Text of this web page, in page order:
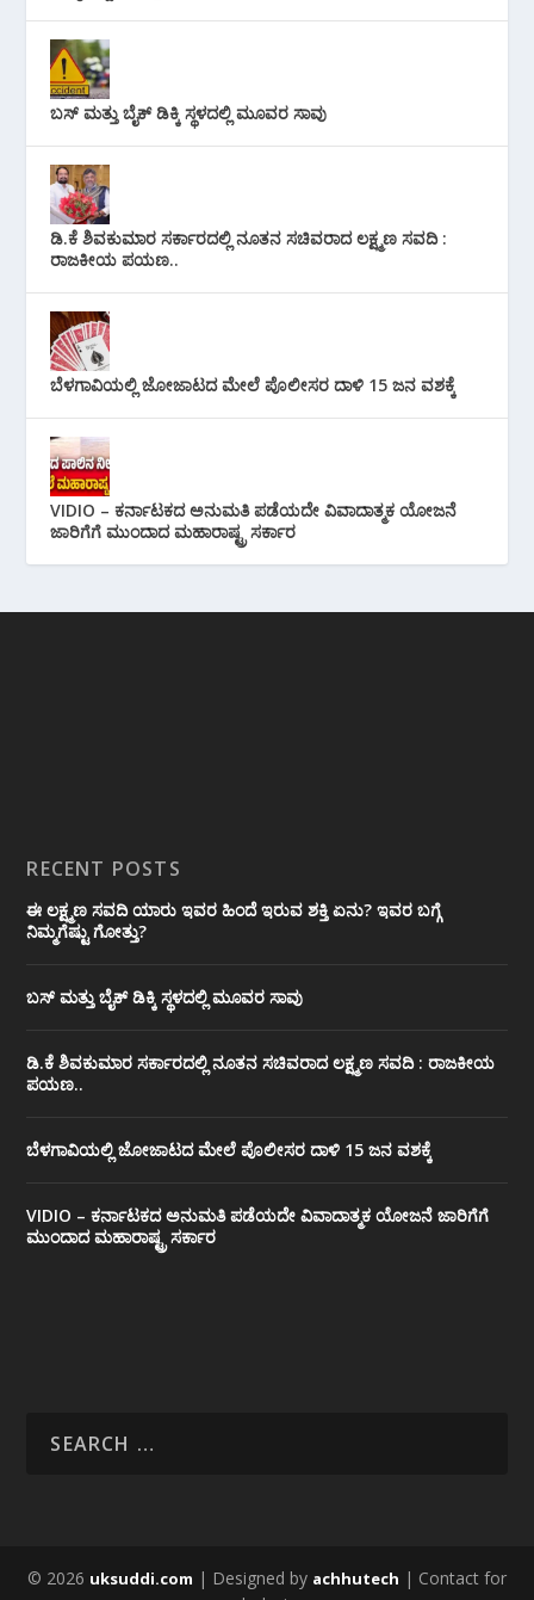
ಬಸ್ ಮತ್ತು ಬೈಕ್ ಡಿಕ್ಕಿ ಸ್ಥಳದಲ್ಲಿ ಮೂವರ ಸಾವು
ಡಿ.ಕೆ ಶಿವಕುಮಾರ ಸರ್ಕಾರದಲ್ಲಿ ನೂತನ ಸಚಿವರಾದ ಲಕ್ಷ್ಮಣ ಸವದಿ :
ರಾಜಕೀಯ ಪಯಣ..
ಬೆಳಗಾವಿಯಲ್ಲಿ ಜೋಜಾಟದ ಮೇಲೆ ಪೊಲೀಸರ ದಾಳಿ 15 ಜನ ವಶಕ್ಕೆ
VIDIO – ಕರ್ನಾಟಕದ ಅನುಮತಿ ಪಡೆಯದೇ ವಿವಾದಾತ್ಮಕ ಯೋಜನೆ
ಜಾರಿಗೆಗೆ ಮುಂದಾದ ಮಹಾರಾಷ್ಟ್ರ ಸರ್ಕಾರ
RECENT POSTS
ಈ ಲಕ್ಷ್ಮಣ ಸವದಿ ಯಾರು ಇವರ ಹಿಂದೆ ಇರುವ ಶಕ್ತಿ ಏನು? ಇವರ ಬಗ್ಗೆ
ನಿಮ್ಮಗೆಷ್ಟು ಗೋತ್ತು?
ಬಸ್ ಮತ್ತು ಬೈಕ್ ಡಿಕ್ಕಿ ಸ್ಥಳದಲ್ಲಿ ಮೂವರ ಸಾವು
ಡಿ.ಕೆ ಶಿವಕುಮಾರ ಸರ್ಕಾರದಲ್ಲಿ ನೂತನ ಸಚಿವರಾದ ಲಕ್ಷ್ಮಣ ಸವದಿ : ರಾಜಕೀಯ
ಪಯಣ..
ಬೆಳಗಾವಿಯಲ್ಲಿ ಜೋಜಾಟದ ಮೇಲೆ ಪೊಲೀಸರ ದಾಳಿ 15 ಜನ ವಶಕ್ಕೆ
VIDIO – ಕರ್ನಾಟಕದ ಅನುಮತಿ ಪಡೆಯದೇ ವಿವಾದಾತ್ಮಕ ಯೋಜನೆ ಜಾರಿಗೆಗೆ
ಮುಂದಾದ ಮಹಾರಾಷ್ಟ್ರ ಸರ್ಕಾರ
© 2026 uksuddi.com | Designed by achhutech | Contact for